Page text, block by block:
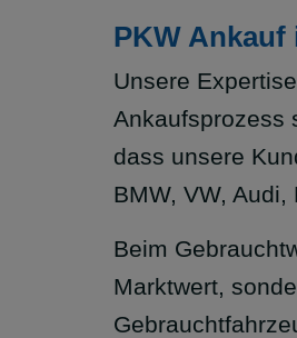
PKW
Unsere
Ankaufsprozess
dass unsere
BMW, VW,
Beim
Marktwert,